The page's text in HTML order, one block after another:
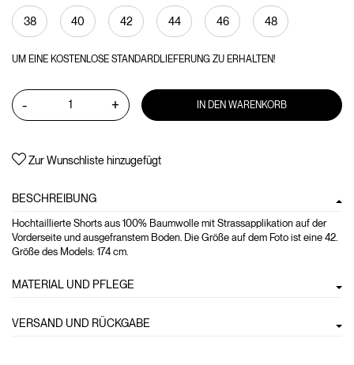
38 40 42 44 46 48
UM EINE KOSTENLOSE STANDARDLIEFERUNG ZU ERHALTEN!
- + IN DEN WARENKORB
Zur Wunschliste hinzugefügt
BESCHREIBUNG
Hochtaillierte Shorts aus 100% Baumwolle mit Strassapplikation auf der
Vorderseite und ausgefranstem Boden. Die Größe auf dem Foto ist eine 42.
Größe des Models: 174 cm.
MATERIAL UND PFLEGE
VERSAND UND RÜCKGABE